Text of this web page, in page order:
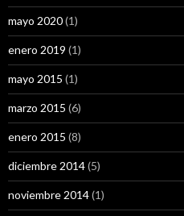
mayo 2020(1)
enero 2019 (1)
mayo 2015 (1)
marzo 2015 (6)
enero 2015 (8)
diciembre 2014(5)
noviembre 2014(1)